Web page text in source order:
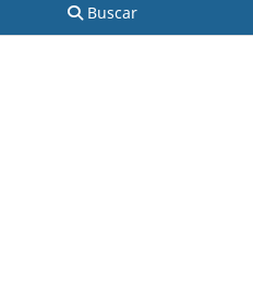
Buscar